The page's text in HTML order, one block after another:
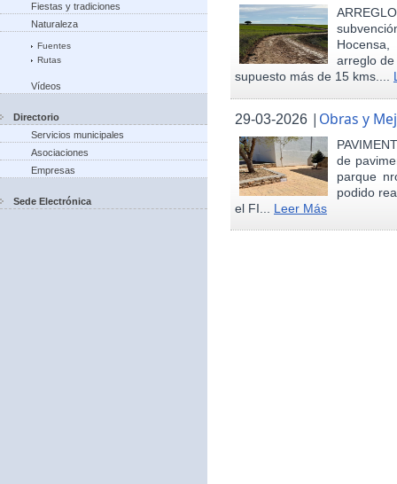
Fiestas y tradiciones
Naturaleza
Fuentes
Rutas
Vídeos
Directorio
Servicios municipales
Asociaciones
Empresas
Sede Electrónica
arreglo
supuesto más de 15 kms....
29-03-2026 | Obras y
de
parque
podido
el FI... Leer Más